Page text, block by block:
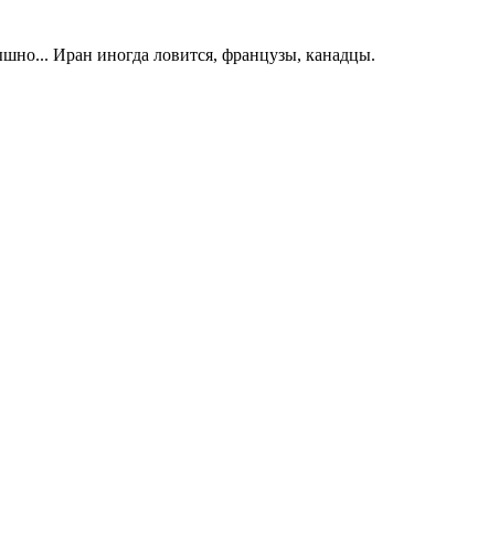
Иран иногда ловится, французы, канадцы.